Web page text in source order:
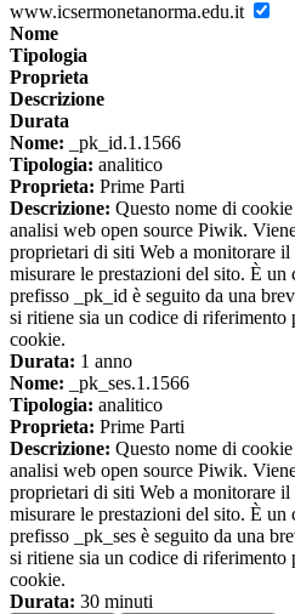
www.icsermonetanorma.edu.it
Nome
Tipologia
Proprieta
Descrizione
Durata
Nome: _pk_id.1.1566
Tipologia: analitico
Proprieta: Prime Parti
Descrizione: Questo nome di
analisi web open source Piwik.
proprietari di siti Web a monitorare
misurare le prestazioni del sito. È
prefisso _pk_id è seguito da una
si ritiene sia un codice di
cookie.
Durata: 1 anno
Nome: _pk_ses.1.1566
Tipologia: analitico
Proprieta: Prime Parti
Descrizione: Questo nome di
analisi web open source Piwik.
proprietari di siti Web a monitorare
misurare le prestazioni del sito. È
prefisso _pk_ses è seguito da una
si ritiene sia un codice di
cookie.
Durata: 30 minuti